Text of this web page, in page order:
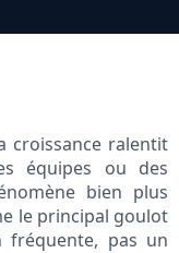
croissance ralentit
équipes ou des
bien plus
le principal goulot
fréquente, pas un